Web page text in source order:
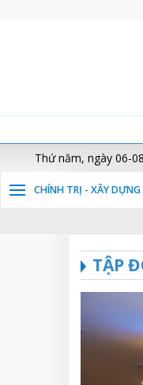
Thứ năm, ngày 06-
CHÍNH TRỊ - XÂY
TẬP